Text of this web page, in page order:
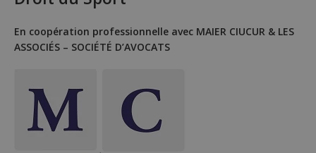
En coopération professionnelle avec MAIER CIUCUR & LES
ASSOCIÉS – SOCIÉTÉ D’AVOCATS